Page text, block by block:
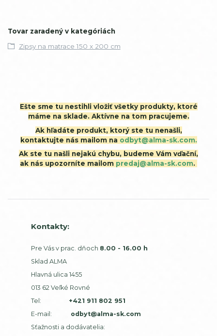
Tovar zaradený v kategóriách
Zipsy na matrace 150 x 200 cm
Ešte sme tu nestihli vložiť všetky produkty, ktoré
máme na sklade. Aktívne na tom pracujeme.
Ak hľadáte produkt, ktorý ste tu nenašli,
kontaktujte nás mailom na odbyt@alma-sk.com.
Ak ste tu našli nejakú chybu, budeme Vám vďační,
ak nás upozorníte mailom predaj@alma-sk.com.
Kontakty:
Pre Vás v prac. dňoch 8.00 - 16.00 h
Sklad ALMA
Hlavná ulica 1455
013 62 Veľké Rovné
Tel:
+421 911 802 951
E-mail: odbyt@alma-sk.com
Sťažnosti a dodávatelia: